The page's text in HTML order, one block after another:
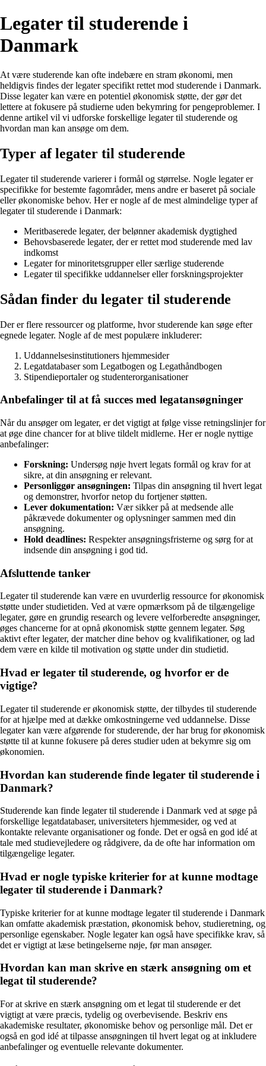
Legater til studerende i
Danmark
At være studerende kan ofte indebære en stram økonomi, men
heldigvis findes der legater specifikt rettet mod studerende i Danmark.
Disse legater kan være en potentiel økonomisk støtte, der gør det
lettere at fokusere på studierne uden bekymring for pengeproblemer. I
denne artikel vil vi udforske forskellige legater til studerende og
hvordan man kan ansøge om dem.
Typer af legater til studerende
Legater til studerende varierer i formål og størrelse. Nogle legater er
specifikke for bestemte fagområder, mens andre er baseret på sociale
eller økonomiske behov. Her er nogle af de mest almindelige typer af
legater til studerende i Danmark:
Meritbaserede legater, der belønner akademisk dygtighed
Behovsbaserede legater, der er rettet mod studerende med lav
indkomst
Legater for minoritetsgrupper eller særlige studerende
Legater til specifikke uddannelser eller forskningsprojekter
Sådan finder du legater til studerende
Der er flere ressourcer og platforme, hvor studerende kan søge efter
egnede legater. Nogle af de mest populære inkluderer:
Uddannelsesinstitutioners hjemmesider
Legatdatabaser som Legatbogen og Legathåndbogen
Stipendieportaler og studenterorganisationer
Anbefalinger til at få succes med legatansøgninger
Når du ansøger om legater, er det vigtigt at følge visse retningslinjer for
at øge dine chancer for at blive tildelt midlerne. Her er nogle nyttige
anbefalinger:
Forskning: Undersøg nøje hvert legats formål og krav for at
sikre, at din ansøgning er relevant.
Personliggør ansøgningen: Tilpas din ansøgning til hvert legat
og demonstrer, hvorfor netop du fortjener støtten.
Lever dokumentation: Vær sikker på at medsende alle
påkrævede dokumenter og oplysninger sammen med din
ansøgning.
Hold deadlines: Respekter ansøgningsfristerne og sørg for at
indsende din ansøgning i god tid.
Afsluttende tanker
Legater til studerende kan være en uvurderlig ressource for økonomisk
støtte under studietiden. Ved at være opmærksom på de tilgængelige
legater, gøre en grundig research og levere velforberedte ansøgninger,
øges chancerne for at opnå økonomisk støtte gennem legater. Søg
aktivt efter legater, der matcher dine behov og kvalifikationer, og lad
dem være en kilde til motivation og støtte under din studietid.
Hvad er legater til studerende, og hvorfor er de
vigtige?
Legater til studerende er økonomisk støtte, der tilbydes til studerende
for at hjælpe med at dække omkostningerne ved uddannelse. Disse
legater kan være afgørende for studerende, der har brug for økonomisk
støtte til at kunne fokusere på deres studier uden at bekymre sig om
økonomien.
Hvordan kan studerende finde legater til studerende i
Danmark?
Studerende kan finde legater til studerende i Danmark ved at søge på
forskellige legatdatabaser, universiteters hjemmesider, og ved at
kontakte relevante organisationer og fonde. Det er også en god idé at
tale med studievejledere og rådgivere, da de ofte har information om
tilgængelige legater.
Hvad er nogle typiske kriterier for at kunne modtage
legater til studerende i Danmark?
Typiske kriterier for at kunne modtage legater til studerende i Danmark
kan omfatte akademisk præstation, økonomisk behov, studieretning, og
personlige egenskaber. Nogle legater kan også have specifikke krav, så
det er vigtigt at læse betingelserne nøje, før man ansøger.
Hvordan kan man skrive en stærk ansøgning om et
legat til studerende?
For at skrive en stærk ansøgning om et legat til studerende er det
vigtigt at være præcis, tydelig og overbevisende. Beskriv ens
akademiske resultater, økonomiske behov og personlige mål. Det er
også en god idé at tilpasse ansøgningen til hvert legat og at inkludere
anbefalinger og eventuelle relevante dokumenter.